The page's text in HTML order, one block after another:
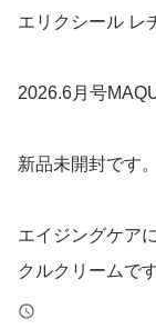
エリクシール レ
2026.6月号
新品未開封です。
エイジングケア
クルクリームです